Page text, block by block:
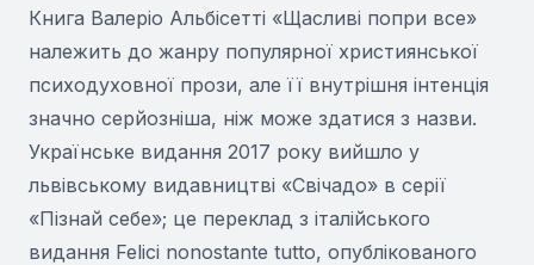
Книга Валеріо Альбісетті «Щасливі попри все»
належить до жанру популярної християнської
психодуховної прози, але її внутрішня інтенція
значно серйозніша, ніж може здатися з назви.
Українське видання 2017 року вийшло у
львівському видавництві «Свічадо» в серії
«Пізнай себе»; це переклад з італійського
видання Felici nonostante tutto, опублікованого